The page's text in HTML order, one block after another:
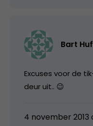
Bart
Excuses voor de
deur uit.. 😉
4 november 2013